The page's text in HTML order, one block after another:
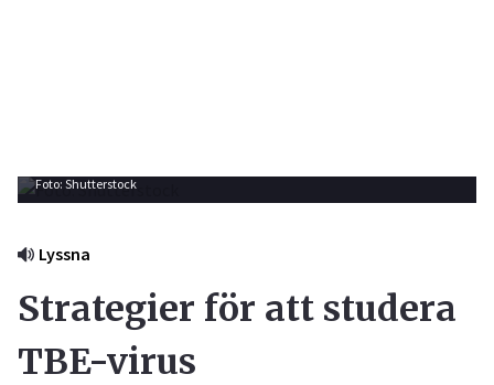
Foto: Shutterstock
Lyssna
Strategier för att studera
TBE-virus